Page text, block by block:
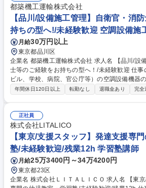
状況報告：支援後には保護者様へ支援内容のFB
後：映像を用いて育成担当と振り返り、支援の
います。■保護者様への費用・支援計画の説明等 募集職種 【埼玉/支援ス
タッフ】発達支援専門の幼児教室・学習塾/未経
都築機工運輸株式会社
【品川/設備施工管理】自衛官・消
持ちの型へ!/未経験歓迎 空調設備施
月給30万円以上
東京都品川区
企業名 都築機工運輸株式会社 求人名 【品川/設備施工管理】自衛官・消防
士等のご経験をお持ちの型へ！/未経験歓迎 仕事の内容 ■大型ビル（商業
ビル、学校、病院、官公庁等）の空調設備機器
工責任者の仕事です。 ■具体的には、(1)見積・
客先への請求 事務、外注先への支払事務(6)担当
任せします 【安定した業績】 1件あたり1億円と
もあります。売上の90％程度を大手サブコンで占め
種 【品川/設備施工管理】自衛官・消防士等のご
経験歓迎
年間休日120日以上 転勤なし 退職金あり 完全
正社員
株式会社LITALICO
【東京/支援スタッフ】発達支援専
塾/未経験歓迎/残業12h 学習塾講師
月給25万3400円～34万4200円
東京都23区
企業名 株式会社ＬＩＴＡＬＩＣＯ 求人名 【東京/支援スタッフ】発達支援